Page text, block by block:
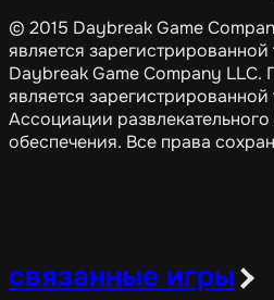
© 2015 Daybreak Game
является
Daybreak Game Company LLC.
является
Ассоциации
обеспечения. Все права
связанные игры